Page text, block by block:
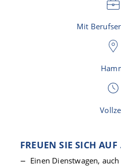
Mit
FREUEN SIE SICH AUF
Einen Dienstwagen,